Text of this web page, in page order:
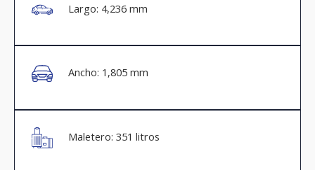
Largo: 4,236 mm
Ancho: 1,805 mm
Maletero: 351 litros